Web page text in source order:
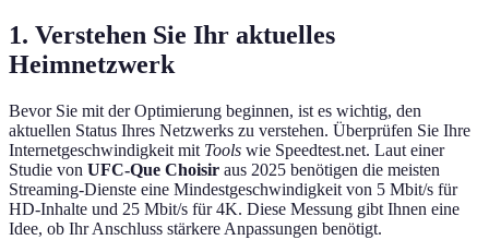
1. Verstehen Sie Ihr aktuelles
Heimnetzwerk
Bevor Sie mit der Optimierung beginnen, ist es wichtig, den
aktuellen Status Ihres Netzwerks zu verstehen. Überprüfen Sie Ihre
Internetgeschwindigkeit mit Tools wie Speedtest.net. Laut einer
Studie von UFC-Que Choisir aus 2025 benötigen die meisten
Streaming-Dienste eine Mindestgeschwindigkeit von 5 Mbit/s für
HD-Inhalte und 25 Mbit/s für 4K. Diese Messung gibt Ihnen eine
Idee, ob Ihr Anschluss stärkere Anpassungen benötigt.